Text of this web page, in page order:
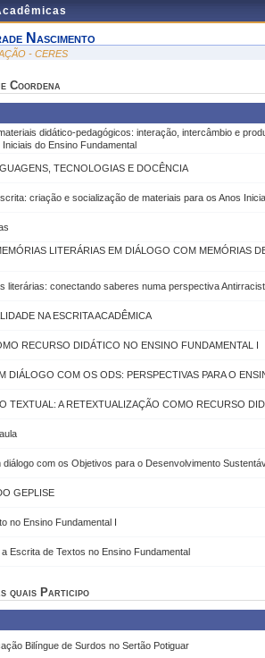
Nascimento
- CERES
Coordena
didático-pedagógicos: interação, intercâmbio e
do Ensino Fundamental
TECNOLOGIAS E DOCÊNCIA
criação e socialização de materiais para os Anos
LITERÁRIAS EM DIÁLOGO COM MEMÓRIAS
literárias: conectando saberes numa perspectiva
NA ESCRITA ACADÊMICA
RECURSO DIDÁTICO NO ENSINO FUNDAMENTAL I
DIÁLOGO COM OS ODS: PERSPECTIVAS PARA O
TEXTUAL: A RETEXTUALIZAÇÃO COMO RECURSO
diálogo com os Objetivos para o Desenvolvimento
GEPLISE
no Ensino Fundamental I
Escrita de Textos no Ensino Fundamental
quais Participo
Bilíngue de Surdos no Sertão Potiguar